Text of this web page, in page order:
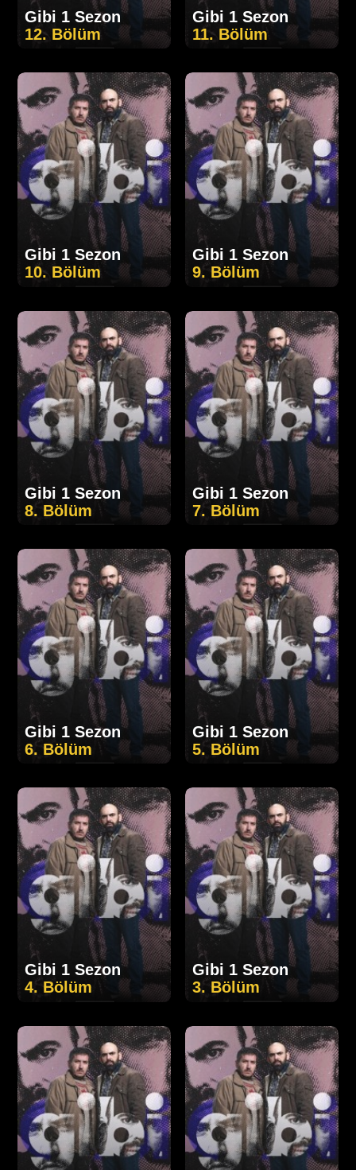
Gibi 1 Sezon
12. Bölüm
Gibi 1 Sezon
11. Bölüm
Gibi 1 Sezon
10. Bölüm
Gibi 1 Sezon
9. Bölüm
Gibi 1 Sezon
8. Bölüm
Gibi 1 Sezon
7. Bölüm
Gibi 1 Sezon
6. Bölüm
Gibi 1 Sezon
5. Bölüm
Gibi 1 Sezon
4. Bölüm
Gibi 1 Sezon
3. Bölüm